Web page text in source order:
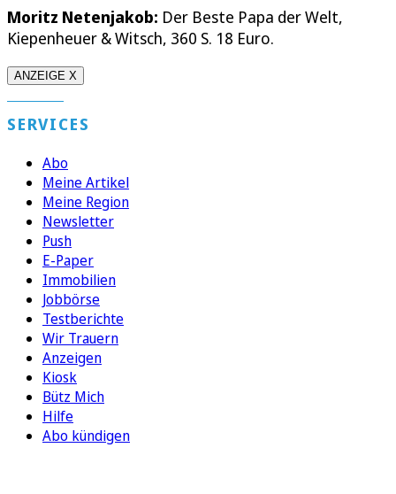
Moritz Netenjakob: Der Beste Papa der Welt,
Kiepenheuer & Witsch, 360 S. 18 Euro.
ANZEIGE X
SERVICES
Abo
Meine Artikel
Meine Region
Newsletter
Push
E-Paper
Immobilien
Jobbörse
Testberichte
Wir Trauern
Anzeigen
Kiosk
Bütz Mich
Hilfe
Abo kündigen